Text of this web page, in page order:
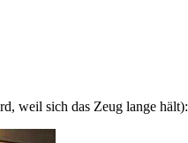
weil sich das Zeug lange hält):